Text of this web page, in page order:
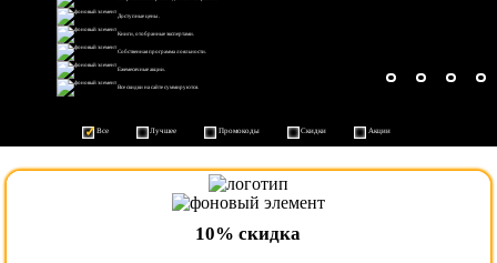
Доступные цены .
Книги, отобранные экспертами.
Собственная программа лояльности.
Ежемесячные акции.
Все скидки на сайте суммируются.
Все Лучшее Промокоды Скидки Акции
10% скидка